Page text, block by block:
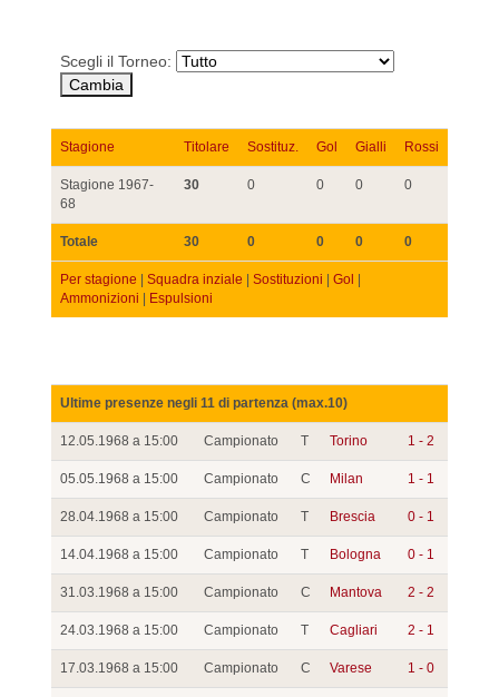
Scegli il Torneo:
Stagione Titolare Sostituz. Gol Gialli Rossi
Stagione 1967-
68
30 0 0 0 0
Totale 30 0 0 0 0
Per stagione Squadra inziale Sostituzioni Gol
Ammonizioni
Espulsioni
Ultime presenze negli 11 di partenza (max.10)
12.05.1968 a 15:00 Campionato T Torino 1 - 2
05.05.1968 a 15:00 Campionato C Milan 1 - 1
28.04.1968 a 15:00 Campionato T Brescia 0 - 1
14.04.1968 a 15:00 Campionato T Bologna 0 - 1
31.03.1968 a 15:00 Campionato C Mantova 2 - 2
24.03.1968 a 15:00 Campionato T Cagliari 2 - 1
17.03.1968 a 15:00 Campionato C Varese 1 - 0